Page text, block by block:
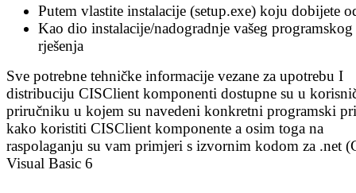
Putem vlastite instalacije (setup.exe) koju dobijete
Kao dio instalacije/nadogradnje vašeg programskog
rješenja
Sve potrebne tehničke informacije vezane za upotrebu I
distribuciju CISClient komponenti dostupne su u
priručniku u kojem su navedeni konkretni programski
kako koristiti CISClient komponente a osim toga na
raspolaganju su vam primjeri s izvornim kodom za .net
Visual Basic 6